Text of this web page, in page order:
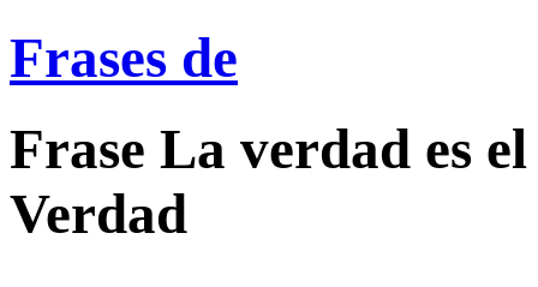
Frases de
Frase La verdad es
Verdad